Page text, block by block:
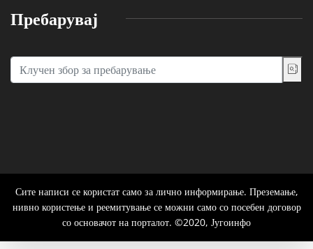
Пребарувај
Сите написи се користат само за лично информирање. Преземање,
нивно користење и реемитување се можни само со посебен договор
со основачот на порталот. ©2020, Југоинфо